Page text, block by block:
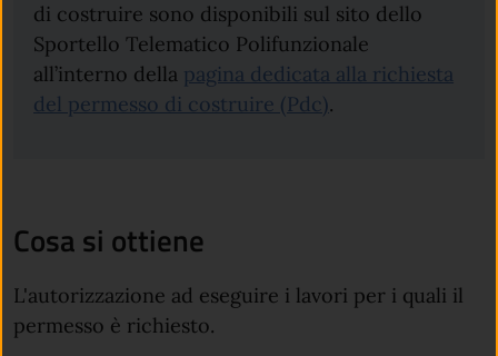
di costruire sono disponibili sul sito dello
Sportello Telematico Polifunzionale
all’interno della pagina dedicata alla richiesta
del permesso di costruire (Pdc).
Cosa si ottiene
L'autorizzazione ad eseguire i lavori per i quali il
permesso è richiesto.